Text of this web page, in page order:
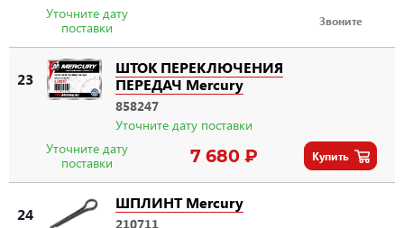
Уточните дату
поставки
Звоните
23
ШТОК ПЕРЕКЛЮЧЕНИЯ
ПЕРЕДАЧ Mercury
858247
Уточните дату поставки
Уточните дату
поставки
7 680 ₽ Купить
24
ШПЛИНТ Mercury
210711